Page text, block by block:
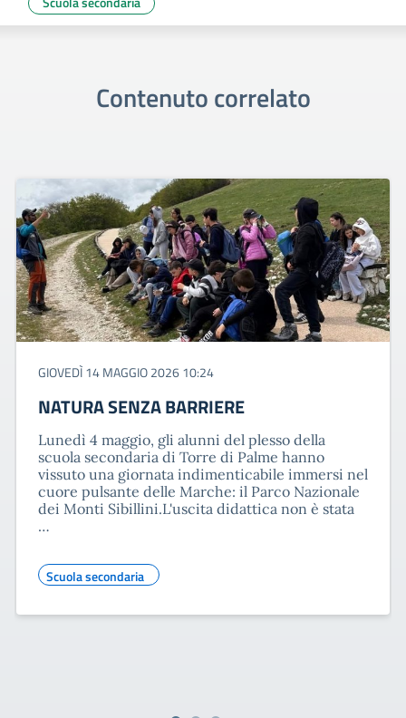
Contenuto correlato
GIOVEDÌ 14 MAGGIO 2026 10:24
NATURA SENZA BARRIERE
Lunedì 4 maggio, gli alunni del plesso della
scuola secondaria di Torre di Palme hanno
vissuto una giornata indimenticabile immersi nel
cuore pulsante delle Marche: il Parco Nazionale
dei Monti Sibillini.L'uscita didattica non è stata
…
Scuola secondaria